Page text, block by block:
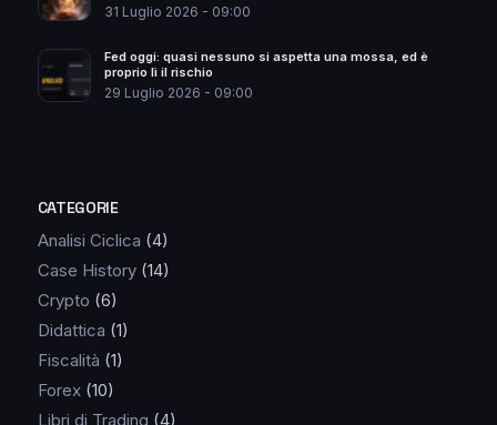
31 Luglio 2026 - 09:00
Fed oggi: quasi nessuno si aspetta una mossa, ed è
proprio lì il rischio
29 Luglio 2026 - 09:00
CATEGORIE
Analisi Ciclica (4)
Case History(14)
Crypto (6)
Didattica (1)
Fiscalità (1)
Forex(10)
Libri di Trading (4)